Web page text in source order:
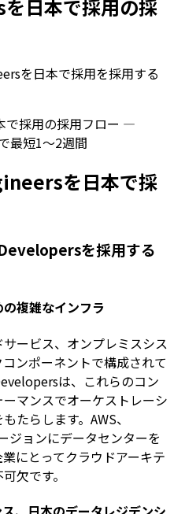
日本で採用の採
を日本で採用を採用する
で採用の採用フロー —
最短1〜2週間
を日本で採
を採用する
複雑なインフラ
ービス、オンプレミスシス
ンポーネントで構成されて
は、これらのコン
マンスでオーケストレーシ
たらします。AWS、
ジョンにデータセンターを
にとってクラウドアーキテ
欠です。